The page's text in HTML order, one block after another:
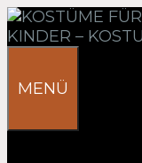
Springe
zum
MENÜ